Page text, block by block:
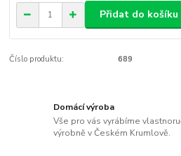
Přidat do košíku
Číslo produktu: 689
Domácí výroba
Vše pro vás vyrábíme
výrobně v Českém Krumlově.